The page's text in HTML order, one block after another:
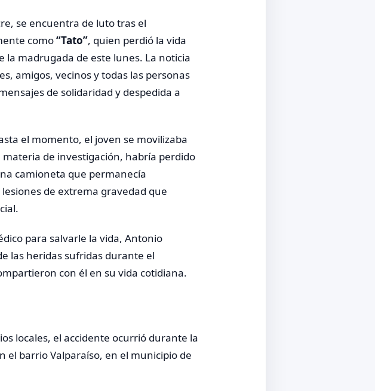
se encuentra de luto tras el
como“Tato”, quien perdió la vida
madrugada de este lunes. La noticia
amigos, vecinos y todas las personas
de solidaridad y despedida a
el momento, el joven se movilizaba
de investigación, habría perdido
camioneta que permanecía
de extrema gravedad que
para salvarle la vida, Antonio
las heridas sufridas durante el
con él en su vida cotidiana.
locales, el accidente ocurrió durante la
el barrio Valparaíso, en el municipio de